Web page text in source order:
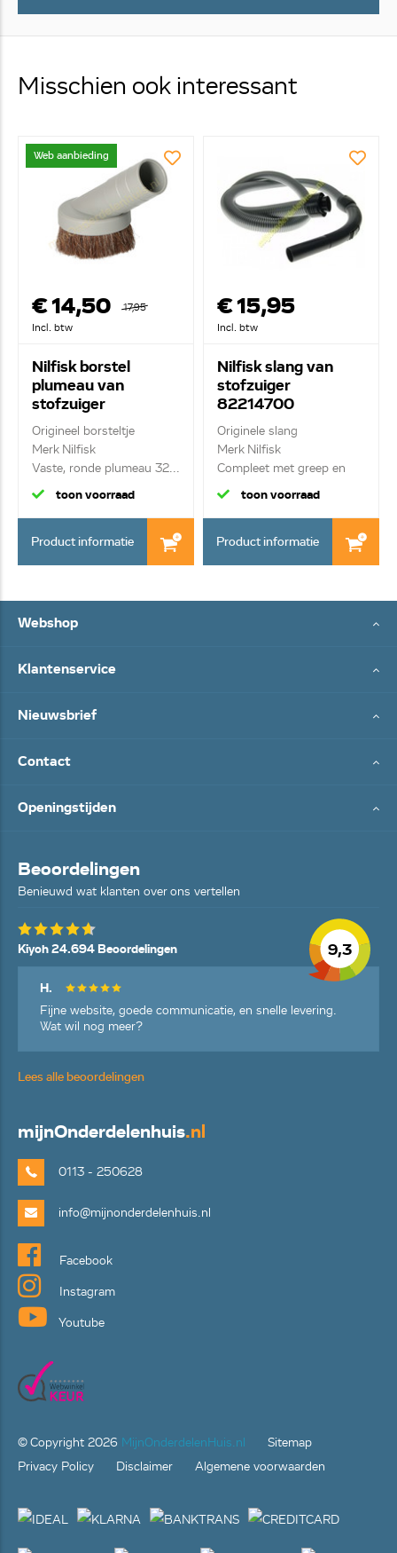
Misschien ook interessant
Web aanbieding
€ 14,50
17,95
Incl. btw
Nilfisk borstel
plumeau van
stofzuiger
1471385500
Origineel borsteltje
Merk Nilfisk
Vaste, ronde plumeau 32...
toon voorraad
Product informatie
€ 15,95
Incl. btw
Nilfisk slang van
stofzuiger
82214700
Originele slang
Merk Nilfisk
Compleet met greep en
wartel
toon voorraad
Product informatie
Webshop
Klantenservice
Nieuwsbrief
Contact
Openingstijden
Beoordelingen
Benieuwd wat klanten over ons vertellen
9,3
Kiyoh 24.694 Beoordelingen
H.
Fijne website, goede communicatie, en snelle levering.
Wat wil nog meer?
Lees alle beoordelingen
mijnOnderdelenhuis.nl
0113 - 250628
info@mijnonderdelenhuis.nl
Facebook
Instagram
Youtube
© Copyright 2026 MijnOnderdelenHuis.nl
Sitemap
Privacy Policy
Disclaimer Algemene voorwaarden